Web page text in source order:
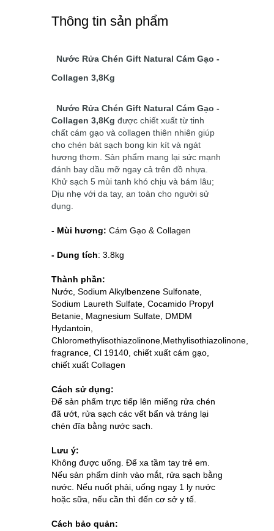
Thông tin sản phẩm
Nước Rửa Chén Gift Natural Cám Gạo -
Collagen 3,8Kg
Nước Rửa Chén Gift Natural Cám Gạo -
Collagen 3,8Kg được chiết xuất từ tinh
chất cám gạo và collagen thiên nhiên giúp
cho chén bát sạch bong kin kít và ngát
hương thơm. Sản phẩm mang lại sức mạnh
đánh bay dầu mỡ ngay cả trên đồ nhựa.
Khử sạch 5 mùi tanh khó chịu và bám lâu;
Dịu nhẹ với da tay, an toàn cho người sử
dụng.
- Mùi hương: Cám Gạo & Collagen
- Dung tích: 3.8kg
Thành phần:
Nước, Sodium Alkylbenzene Sulfonate,
Sodium Laureth Sulfate, Cocamido Propyl
Betanie, Magnesium Sulfate, DMDM
Hydantoin,
Chloromethylisothiazolinone,Methylisothiazolinone,
fragrance, Cl 19140, chiết xuất cám gạo,
chiết xuất Collagen
Cách sử dụng:
Để sản phẩm trực tiếp lên miếng rửa chén
đã ướt, rửa sạch các vết bẩn và tráng lại
chén đĩa bằng nước sạch.
Lưu ý:
Không được uống. Để xa tầm tay trẻ em.
Nếu sản phẩm dính vào mắt, rửa sạch bằng
nước. Nếu nuốt phải, uống ngay 1 ly nước
hoặc sữa, nếu cần thì đến cơ sở y tế.
Cách bảo quản: